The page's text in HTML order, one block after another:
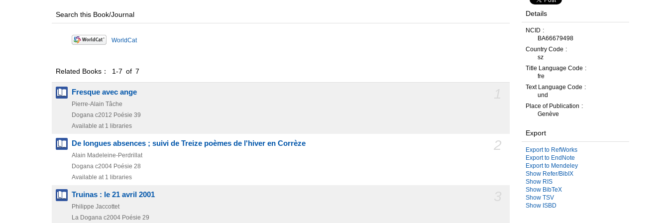
Search this Book/Journal
WorldCat
Related Books： 1-7 of 7
Fresque avec ange
Pierre-Alain Tâche
Dogana c2012 Poésie 39
Available at 1 libraries
2
De longues absences ; suivi de Treize poèmes de l'hiver en Corrèze
Alain Madeleine-Perdrillat
Dogana c2004 Poésie 28
Available at 1 libraries
Truinas : le 21 avril 2001
Philippe Jaccottet
La Dogana c2004 Poésie 29
Details
NCID
BA66679498
Country Code
sz
Title Language Code
fre
Text Language Code
und
Place of Publication
Genève
Export
Export to RefWorks
Export to EndNote
Export to Mendeley
Show Refer/BibIX
Show RIS
Show BibTeX
Show TSV
Show ISBD